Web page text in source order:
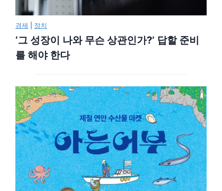
경제 정치
‘그 성장이 나와 무슨 상관인가?’ 답할 준비
를 해야 한다